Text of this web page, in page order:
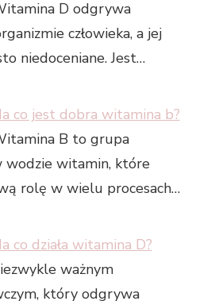
D odgrywa
człowieka, a jej
niedoceniane. Jest…
co jest dobra witamina b?
B to grupa
wodzie witamin, które
rolę w wielu procesach…
co działa witamina D?
ważnym
który odgrywa